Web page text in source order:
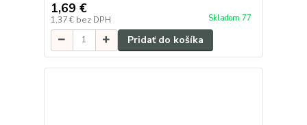
1,69 €
1,37 € bez DPH Skladom 77
Pridať do košíka